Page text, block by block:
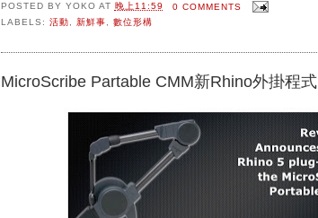
POSTED BY YOKO AT 晚上11:59
0 COMMENTS
LABELS: 活動, 新鮮事, 數位形構
MicroScribe Partable CMM新Rhino外掛程式